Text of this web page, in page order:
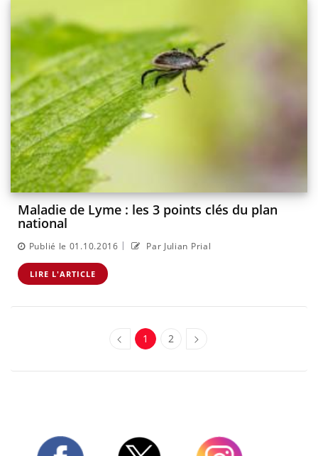
Maladie de Lyme : les 3 points clés du plan
national
Publié le 01.10.2016 | Par Julian Prial
LIRE L'ARTICLE
1 2